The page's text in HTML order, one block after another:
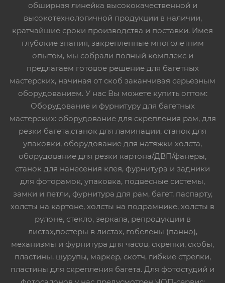
обширная линейка высококачественной и
высокотехнологичной продукции в наличии,
кратчайшие сроки производства и поставки. Имея
глубокие знания, закрепленные многолетним
опытом, мы собрали полный комплекс и
предлагаем готовое решение для багетных
мастерских, начиная от скоб заканчивая серьезным
оборудованием. У нас Вы можете купить оптом:
Оборудование и фурнитуру для багетных
мастерских: оборудование для скрепления рам, для
резки багета,станок для ламинации, станок для
упаковки, оборудование для натяжки холста,
оборудование для резки картона/ДВП/фанеры,
станок для нанесения клея, фурнитура и задники
для фоторамок, упаковка, подвесные системы,
замки и петли, фурнитура для рам, багет, паспарту,
холсты на картоне, холсты на подрамнике, холсты в
рулоне, стекло, зеркала, репродукции в
листах,постеры в листах, гобелены (панно),
механизмы и фурнитура для часов, скрепки, скобы,
пластины, шурупы, маркер, скотч, гибкие стрелки,
пластины для скрепления багета. Для фотостудий и